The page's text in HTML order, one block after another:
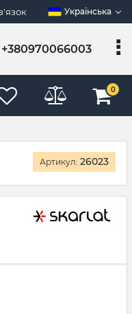
Українська
+380970066003
0
Артикул: 26023